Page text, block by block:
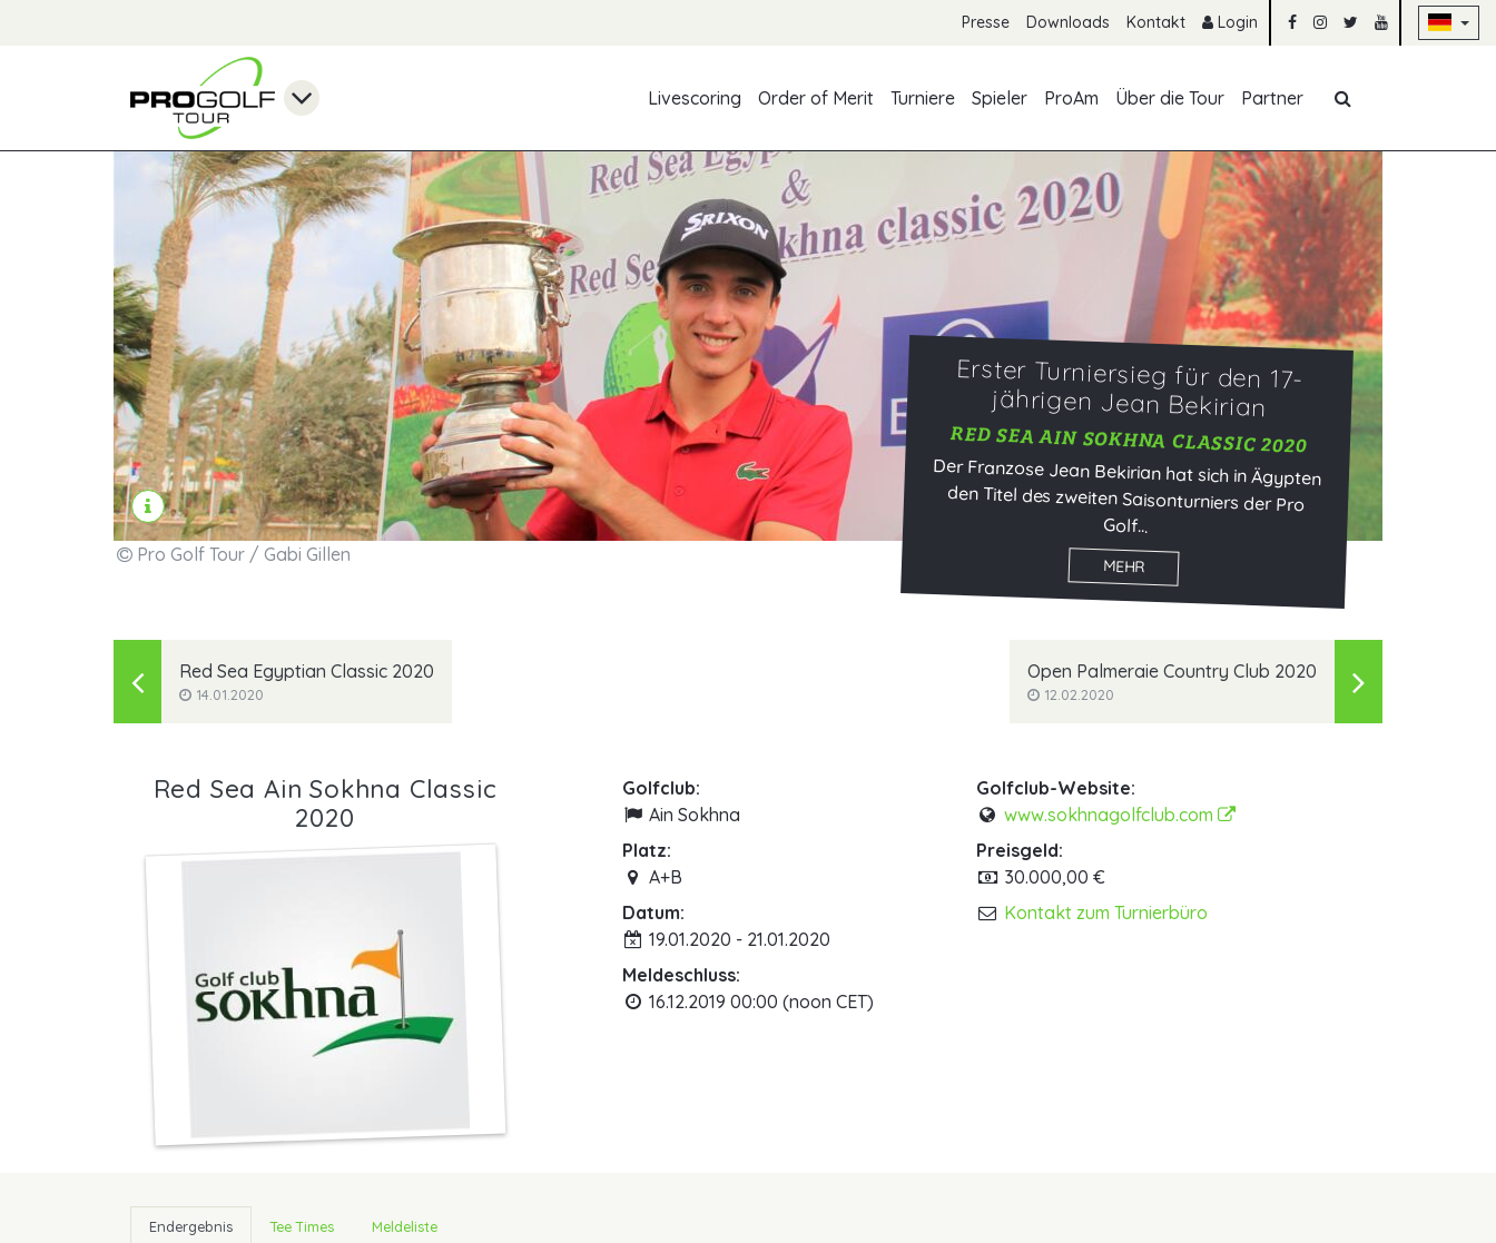
Presse Downloads Kontakt Login
Livescoring
Order of Merit Turniere Spieler ProAm Über die Tour Partner
Pro Golf Tour / Gabi Gillen
Erster Turniersieg für den 17-
jährigen Jean Bekirian
RED SEA AIN SOKHNA CLASSIC 2020
Der Franzose Jean Bekirian hat sich in Ägypten
den Titel des zweiten Saisonturniers der Pro
Golf...
MEHR
Red Sea Egyptian Classic 2020
14.01.2020
Open Palmeraie Country Club 2020
12.02.2020
Red Sea Ain Sokhna Classic
2020
Golfclub:
Ain Sokhna
Platz:
A+B
Datum:
19.01.2020 - 21.01.2020
Meldeschluss:
16.12.2019 00:00 (noon CET)
Golfclub-Website:
www.sokhnagolfclub.com
Preisgeld:
30.000,00 €
Kontakt zum Turnierbüro
Endergebnis Tee Times Meldeliste